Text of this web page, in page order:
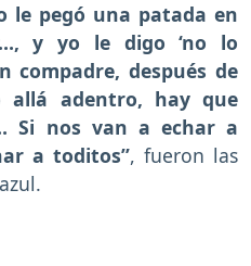
le pegó una patada en
y yo le digo ‘no lo
compadre, después de
adentro, hay que
Si nos van a echar a
a toditos”, fueron las